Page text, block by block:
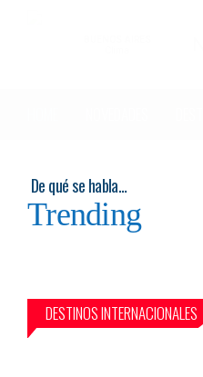
De qué se habla…
Trending
DESTINOS INTERNACIONALES